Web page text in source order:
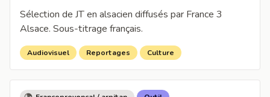
Sélection de JT en alsacien diffusés par France 3
Alsace. Sous-titrage français.
Audiovisuel Reportages Culture